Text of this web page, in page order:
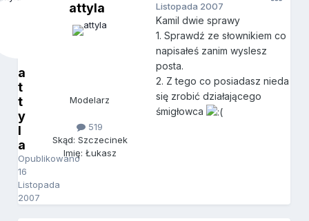
a
t
t
y
l
a
Opublikowano
16
Listopada
2007
attyla
Modelarz
519
Skąd: Szczecinek
Imię: Łukasz
Listopada 2007
Kamil dwie sprawy
1. Sprawdź ze słownikiem co
napisałeś zanim wyslesz
posta.
2. Z tego co posiadasz nieda
się zrobić działającego
śmigłowca